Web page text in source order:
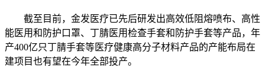
截至目前，金发医疗已先后研发出高效低阻熔喷布、高性
能医用和防护口罩、丁腈医用检查手套和防护手套等产品，年
产400亿只丁腈手套等医疗健康高分子材料产品的产能布局在
建项目也有望在今年全部投产。